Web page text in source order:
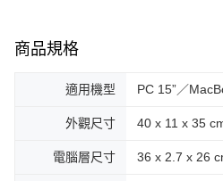
商品規格
適用機型 PC 15”／
外觀尺寸 40 x 11 x 35
電腦層尺寸 36 x 2.7 x 26